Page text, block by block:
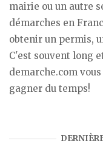
mairie ou un autre
démarches en
obtenir un permis,
C'est souvent long
demarche.com
gagner du temps!